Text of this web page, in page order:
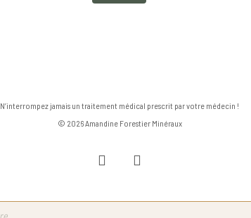
N’interrompez jamais un traitement médical prescrit par votre médecin !
© 2026 Amandine Forestier Minéraux
facebook instagram